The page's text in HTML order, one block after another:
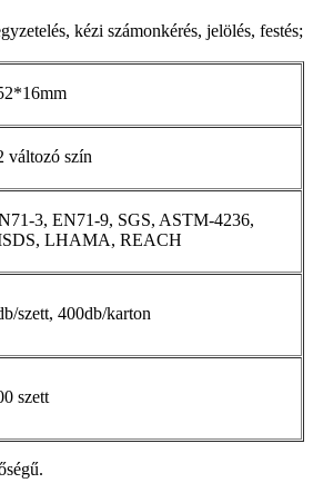
kézi számonkérés, jelölés, festés;
változó szín
3, EN71-9, SGS, ASTM-4236,
LHAMA, REACH
szett, 400db/karton
szett